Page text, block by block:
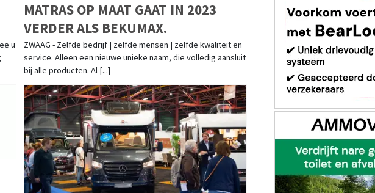
u
MATRAS OP MAAT GAAT IN 2023
VERDER ALS BEKUMAX.
ZWAAG - Zelfde bedrijf | zelfde mensen | zelfde kwaliteit en
service. Alleen een nieuwe unieke naam, die volledig aansluit
bij alle producten. Al [...]